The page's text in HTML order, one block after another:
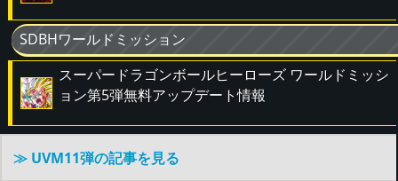
SDBHワールドミッション
スーパードラゴンボールヒーローズ ワールドミッシ
ョン第5弾無料アップデート情報
≫ UVM11弾の記事を見る